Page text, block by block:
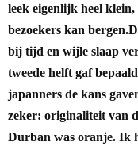
leek eigenlijk heel
bezoekers kan bergen.
bij tijd en wijle slaap
tweede helft gaf
japanners de kans
zeker: originaliteit van
Durban was oranje. Ik